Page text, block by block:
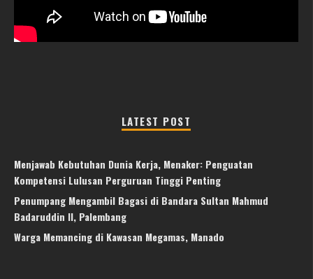
LATEST POST
Menjawab Kebutuhan Dunia Kerja, Menaker: Penguatan
Kompetensi Lulusan Perguruan Tinggi Penting
Penumpang Mengambil Bagasi di Bandara Sultan Mahmud
Badaruddin II, Palembang
Warga Memancing di Kawasan Megamas, Manado